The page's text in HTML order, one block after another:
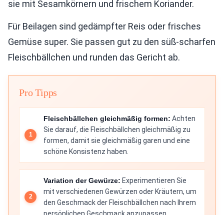
sie mit Sesamkörnern und frischem Koriander.
Für Beilagen sind gedämpfter Reis oder frisches
Gemüse super. Sie passen gut zu den süß-scharfen
Fleischbällchen und runden das Gericht ab.
Pro Tipps
Fleischbällchen gleichmäßig formen: Achten
Sie darauf, die Fleischbällchen gleichmäßig zu
formen, damit sie gleichmäßig garen und eine
schöne Konsistenz haben.
Variation der Gewürze: Experimentieren Sie
mit verschiedenen Gewürzen oder Kräutern, um
den Geschmack der Fleischbällchen nach Ihrem